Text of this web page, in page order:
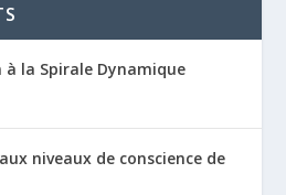
la Spirale Dynamique
niveaux de conscience de